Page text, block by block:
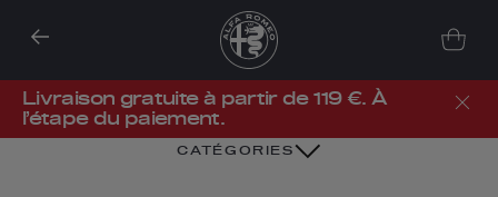
Livraison gratuite à partir de 119 €. À
l’étape du paiement.
CATÉGORIES